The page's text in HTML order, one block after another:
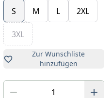
S M L 2XL
3XL
Zur Wunschliste
hinzufügen